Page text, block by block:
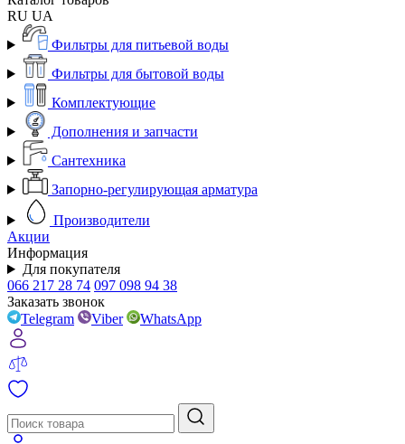
RU UA
Фильтры для питьевой воды
Фильтры для бытовой воды
Комплектующие
Дополнения и запчасти
Сантехника
Запорно-регулирующая арматура
Производители
Акции
Информация
Для покупателя
066 217 28 74 097 098 94 38
Заказать звонок
Telegram
Viber WhatsApp